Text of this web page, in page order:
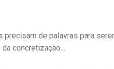
de palavras para
concretização…